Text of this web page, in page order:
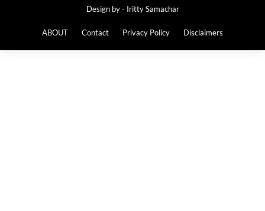
Design by - Iritty Samachar
ABOUT Contact Privacy Policy Disclaimers